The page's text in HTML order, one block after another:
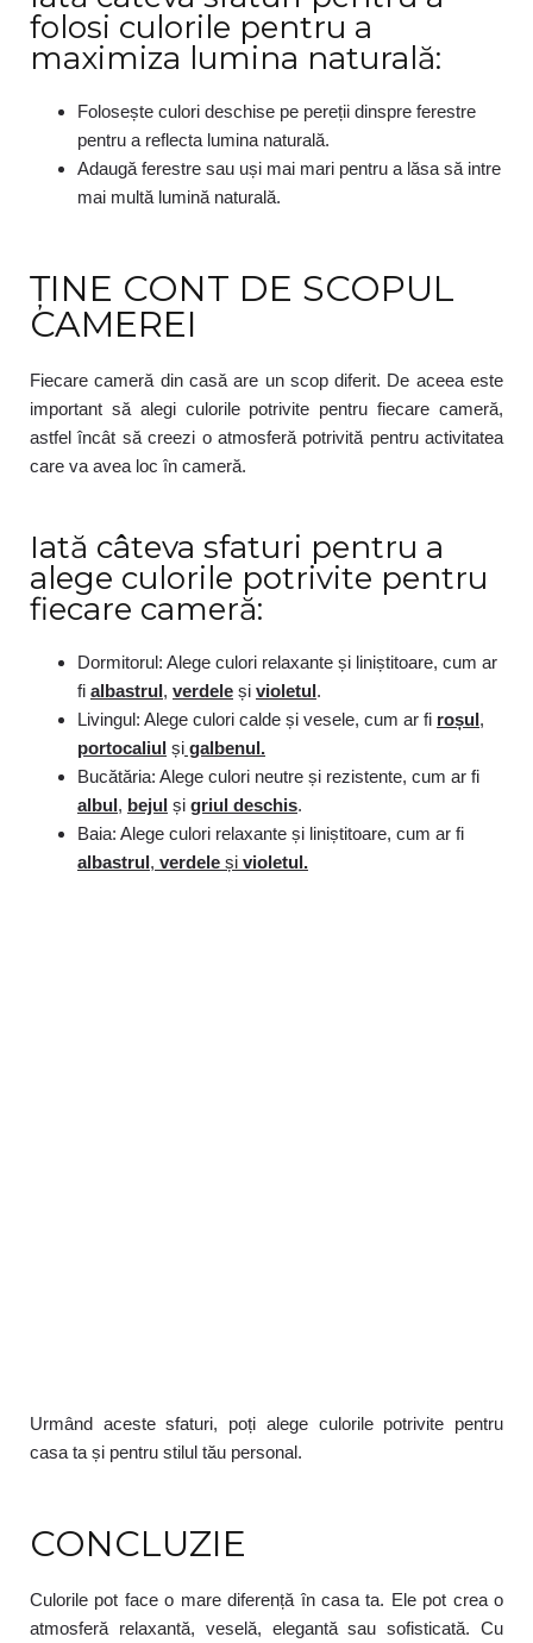
folosi culorile pentru a
maximiza lumina naturală:
Folosește culori deschise pe pereții dinspre ferestre
pentru a reflecta lumina naturală.
Adaugă ferestre sau uși mai mari pentru a lăsa să intre
mai multă lumină naturală.
ȚINE CONT DE SCOPUL
CAMEREI
Fiecare cameră din casă are un scop diferit. De aceea este
important să alegi culorile potrivite pentru fiecare cameră,
astfel încât să creezi o atmosferă potrivită pentru activitatea
care va avea loc în cameră.
Iată câteva sfaturi pentru a
alege culorile potrivite pentru
fiecare cameră:
Dormitorul: Alege culori relaxante și liniștitoare, cum ar
fi albastrul, verdele și violetul.
Livingul: Alege culori calde și vesele, cum ar fi roșul,
portocaliul și galbenul.
Bucătăria: Alege culori neutre și rezistente, cum ar fi
albul, bejul și griul deschis.
Baia: Alege culori relaxante și liniștitoare, cum ar fi
albastrul, verdele și violetul.
Urmând aceste sfaturi, poți alege culorile potrivite pentru
casa ta și pentru stilul tău personal.
CONCLUZIE
Culorile pot face o mare diferență în casa ta. Ele pot crea o
atmosferă relaxantă, veselă, elegantă sau sofisticată. Cu